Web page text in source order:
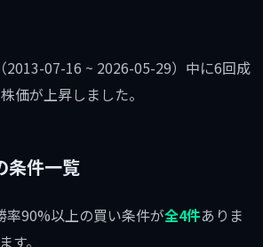
2013-07-16 ~ 2026-05-29）中に6回成
価が上昇しました。
条件一覧
率90%以上の買い条件が全4件ありま
す。